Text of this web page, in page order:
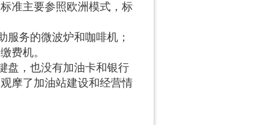
准主要参照欧洲模式，标
务的微波炉和咖啡机；
费机。
，也没有加油卡和银行
摩了加油站建设和经营情